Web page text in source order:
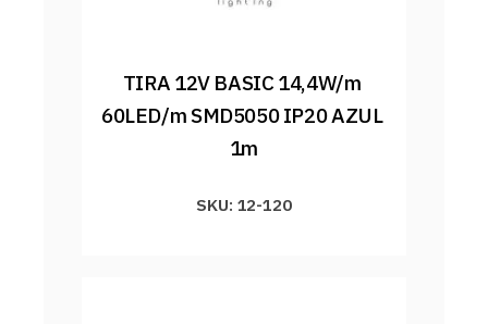
TIRA 12V BASIC 14,4W/m
60LED/m SMD5050 IP20 AZUL
1m
SKU: 12-120